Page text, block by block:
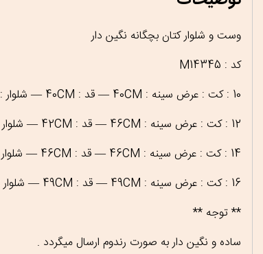
وست و شلوار کتان بچگانه نگین دار
کد : M14345
10 : کت : عرض سینه : 40CM — قد : 40CM — شلوار : کمر : 27CM — دور ران : 50CM — قد : 70CM
12 : کت : عرض سینه : 46CM — قد : 42CM — شلوار : کمر : 32CM — دور ران : 56CM — قد : 75CM
14 : کت : عرض سینه : 46CM — قد : 46CM — شلوار : کمر : 36CM — دور ران : 60CM — قد : 79CM
16 : کت : عرض سینه : 49CM — قد : 49CM — شلوار : کمر : 33CM — دور ران : 60CM — قد : 79CM
** توجه **
ساده و نگین دار به صورت رندوم ارسال میگردد .